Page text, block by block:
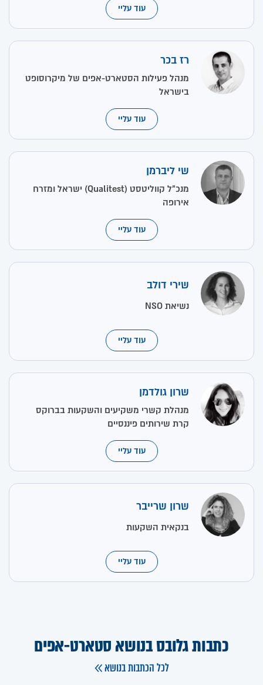
עוד עליי
רז בכר
מנהל פעילות הסטארט-אפים של מיקרוסופט
בישראל
עוד עליי
שי ליברמן
מנכ"ל קווליטסט (Qualitest) ישראל ומזרח
אירופה
עוד עליי
שירי דולב
נשיאת NSO
עוד עליי
שרון גולדמן
מנהלת קשרי משקיעים והשקעות בברוקס
קרת שירותים פיננסיים
עוד עליי
שרון שרייבר
בנקאית השקעות
עוד עליי
כתבות גלובס בנושא סטארט-אפים
לכל הכתבות בנושא